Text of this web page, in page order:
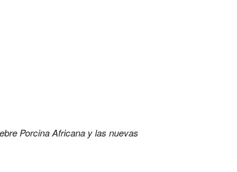
Porcina Africana y las nuevas